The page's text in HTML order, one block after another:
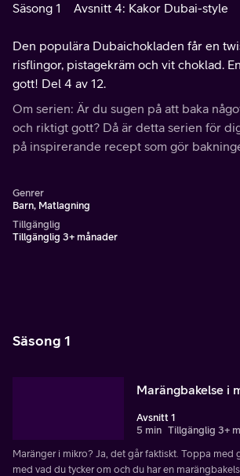
Säsong 1 Avsnitt 4: Kakor Dubai-style
Den populära Dubaichokladen får en
risflingor, pistagekräm och vit choklad.
gott! Del 4 av 12.
Om serien: Är du sugen på att baka
och riktigt gott? Då är detta serien för
på inspirerande recept som gör
Genrer
Barn, Matlagning
Tillgänglig
Tillgänglig 3+ månader
Säsong 1
Marängbakelse i
Avsnitt 1
5 min Tillgänglig 3+
Maränger i mikro? Ja, det går faktiskt. Toppa med
med vad du tycker om och du har en